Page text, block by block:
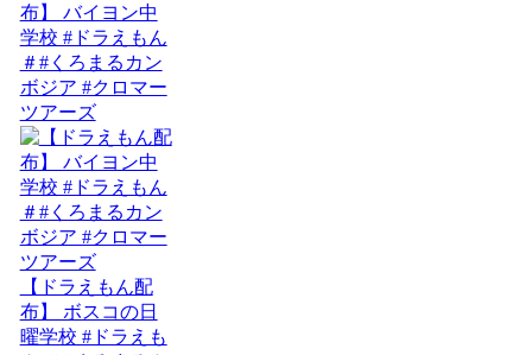
布】 バイヨン中
学校 #ドラえもん
＃#くろまるカン
ボジア #クロマー
ツアーズ
【ドラえもん配
布】 ボスコの日
曜学校 #ドラえも